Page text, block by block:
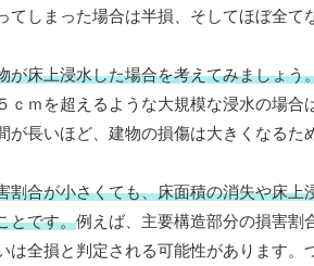
しまった場合は半損、そしてほぼ全て
が床上浸水した場合を考えてみましょう
ｃｍを超えるような大規模な浸水の場
長いほど、建物の損傷は大きくなるた
割合が小さくても、床面積の消失や床
とです。例えば、主要構造部分の損害割
は全損と判定される可能性があります